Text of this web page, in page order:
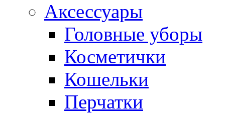
Аксессуары
Головные уборы
Косметички
Кошельки
Перчатки